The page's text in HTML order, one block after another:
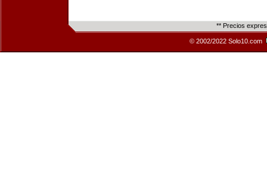
** Precios
© 2002/2022 Solo10.com